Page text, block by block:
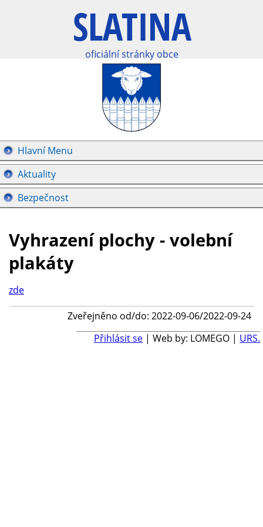
oficiální stránky obce
Hlavní Menu
Aktuality
Bezpečnost
Vyhrazení plochy - volební
plakáty
zde
Zveřejněno od/do: 2022-09-06/2022-09-24
Přihlásit se | Web by: LOMEGO | URS.